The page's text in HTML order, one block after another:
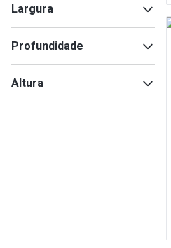
dispositivos de preparação
Kits de Barista & Conjuntos
de Bartender(1)
Largura
Profundidade
Altura